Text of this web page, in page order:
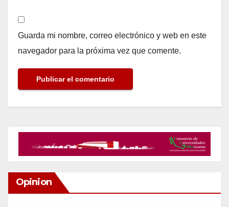
Guarda mi nombre, correo electrónico y web en este
navegador para la próxima vez que comente.
Opinion